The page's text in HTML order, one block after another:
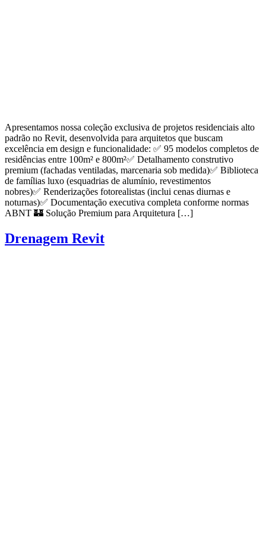
Apresentamos nossa coleção exclusiva de projetos residenciais alto
padrão no Revit, desenvolvida para arquitetos que buscam
excelência em design e funcionalidade: ✅ 95 modelos completos de
residências entre 100m² e 800m²✅ Detalhamento construtivo
premium (fachadas ventiladas, marcenaria sob medida)✅ Biblioteca
de famílias luxo (esquadrias de alumínio, revestimentos
nobres)✅ Renderizações fotorealistas (inclui cenas diurnas e
noturnas)✅ Documentação executiva completa conforme normas
ABNT 🏰 Solução Premium para Arquitetura […]
Drenagem Revit